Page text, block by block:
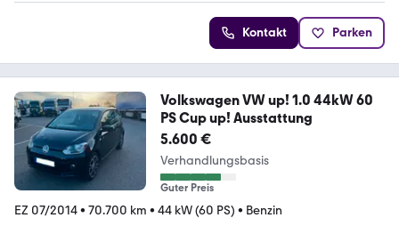
Kontakt Parken
Volkswagen VW up! 1.0 44kW 60
PS Cup up! Ausstattung
5.600 €
Verhandlungsbasis
Guter Preis
EZ 07/2014• 70.700 km • 44 kW (60 PS) • Benzin